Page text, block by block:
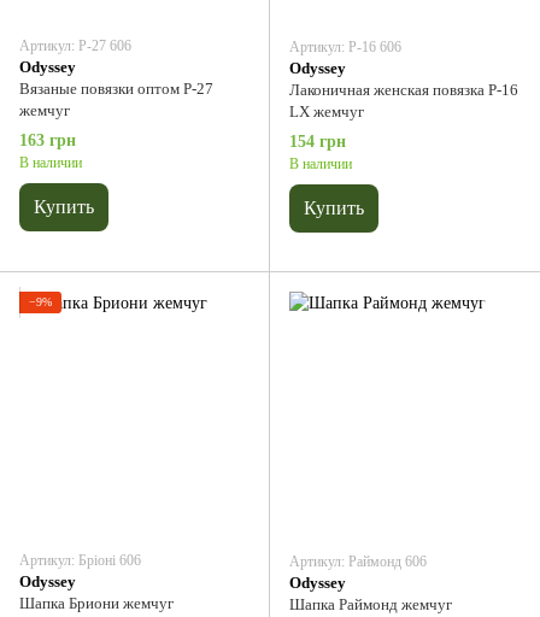
Артикул: P-27 606
Odyssey
Вязаные повязки оптом Р-27
жемчуг
163 грн
В наличии
Купить
Артикул: P-16 606
Odyssey
Лаконичная женская повязка P-16
LX жемчуг
154 грн
В наличии
Купить
−9%
Артикул: Бріоні 606
Odyssey
Шапка Бриони жемчуг
Артикул: Раймонд 606
Odyssey
Шапка Раймонд жемчуг